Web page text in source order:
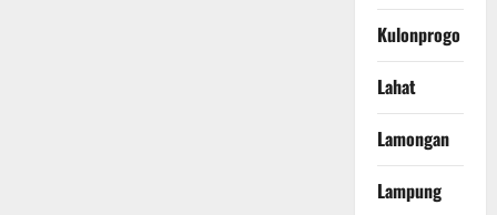
Kulonprogo
Lahat
Lamongan
Lampung